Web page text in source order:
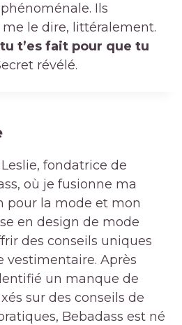
Ils
me le dire, littéralement.
t’es fait pour que tu
révélé.
fondatrice de
où je fusionne ma
pour la mode et mon
en design de mode
des conseils uniques
vestimentaire. Après
un manque de
sur des conseils de
Bebadass est né